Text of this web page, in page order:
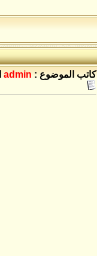
كاتب الموضوع : admin